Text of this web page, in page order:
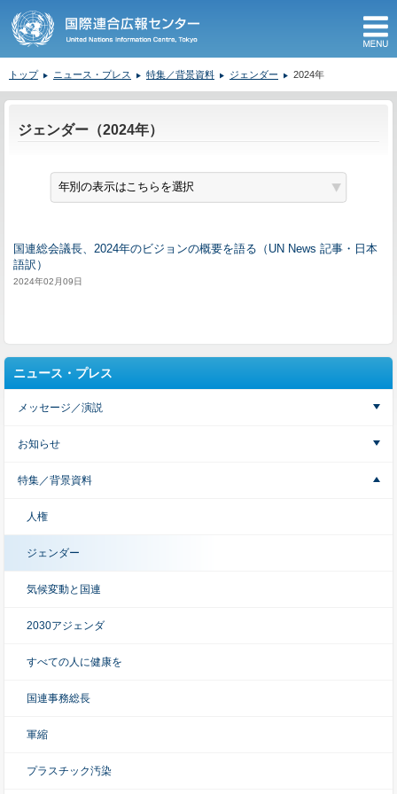
トップ ニュース・プレス 特集／背景資料 ジェンダー 2024年
ジェンダー（2024年）
国連総会議長、2024年のビジョンの概要を語る（UN News 記事・日本
語訳）
2024年02月09日
ニュース・プレス
メッセージ／演説
お知らせ
特集／背景資料
人権
ジェンダー
気候変動と国連
2030アジェンダ
すべての人に健康を
国連事務総長
軍縮
プラスチック汚染